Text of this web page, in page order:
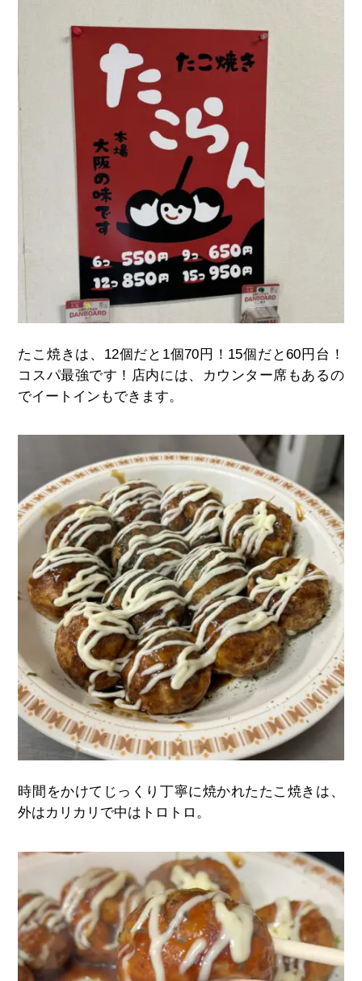
たこ焼きは、12個だと1個70円！15個だと60円台！
コスパ最強です！店内には、カウンター席もあるの
でイートインもできます。
時間をかけてじっくり丁寧に焼かれたたこ焼きは、
外はカリカリで中はトロトロ。